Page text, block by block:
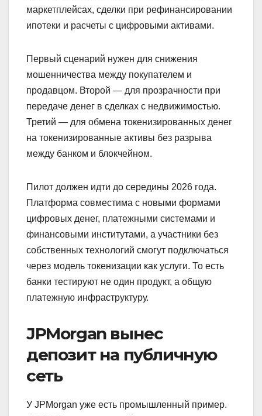
маркетплейсах, сделки при рефинансировании
ипотеки и расчеты с цифровыми активами.
Первый сценарий нужен для снижения
мошенничества между покупателем и
продавцом. Второй — для прозрачности при
передаче денег в сделках с недвижимостью.
Третий — для обмена токенизированных денег
на токенизированные активы без разрыва
между банком и блокчейном.
Пилот должен идти до середины 2026 года.
Платформа совместима с новыми формами
цифровых денег, платежными системами и
финансовыми институтами, а участники без
собственных технологий смогут подключаться
через модель токенизации как услуги. То есть
банки тестируют не один продукт, а общую
платежную инфраструктуру.
JPMorgan вынес
депозит на публичную
сеть
У JPMorgan уже есть промышленный пример.